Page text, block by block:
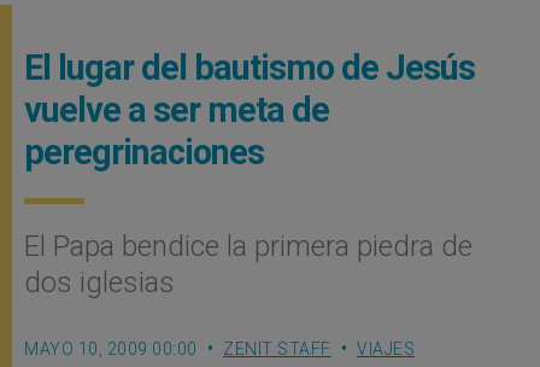
El lugar del bautismo de Jesús
vuelve a ser meta de
peregrinaciones
El Papa bendice la primera piedra de
dos iglesias
MAYO 10, 2009 00:00 ZENIT STAFF VIAJES